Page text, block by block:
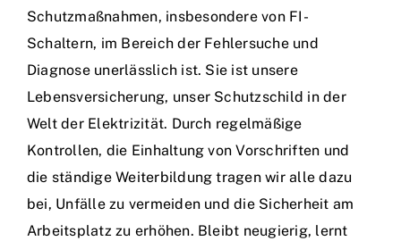
Schutzmaßnahmen, insbesondere von FI-
Schaltern, im Bereich der Fehlersuche und
Diagnose unerlässlich ist. Sie ist unsere
Lebensversicherung, unser Schutzschild in der
Welt der Elektrizität. Durch regelmäßige
Kontrollen, die Einhaltung von Vorschriften und
die ständige Weiterbildung tragen wir alle dazu
bei, Unfälle zu vermeiden und die Sicherheit am
Arbeitsplatz zu erhöhen. Bleibt neugierig, lernt